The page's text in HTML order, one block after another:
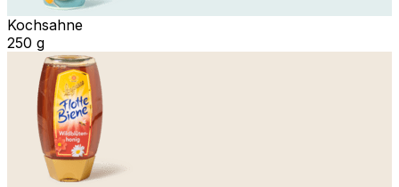
Kochsahne
250 g